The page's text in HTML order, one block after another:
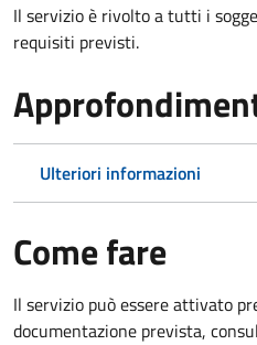
Il servizio è rivolto a tutti i
requisiti previsti.
Ulteriori informazioni
Come fare
Il servizio può essere attivato
documentazione prevista,